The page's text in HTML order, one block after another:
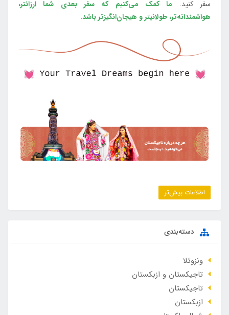
سفر کنید. ما کمک می‌کنیم که سفر بعدی شما ارزانتر،
هواشمندانه‌تر، طولانی‎تر و هیجان‌انگیزتر باشد.
اطلاعات بیش‌تر
دسته‌بندی
ونزوئلا
تاجیکستان و ازبکستان
تاجیکستان
ازبکستان